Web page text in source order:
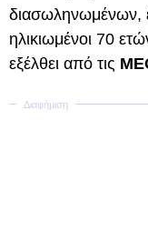
διασωληνωμένων,
ηλικιωμένοι 70
εξέλθει από τις